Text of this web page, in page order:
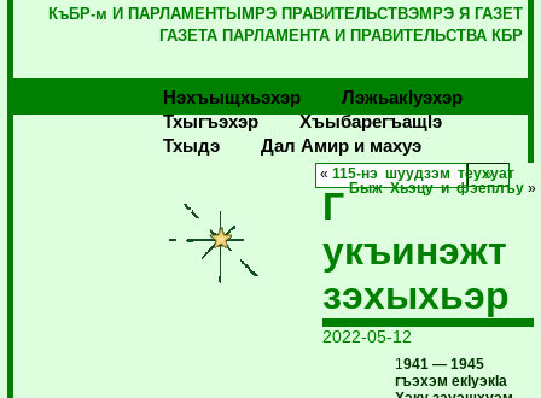
КъБР-м И ПАРЛАМЕНТЫМРЭ ПРАВИТЕЛЬСТВЭМРЭ Я ГАЗЕТ
ГАЗЕТА ПАРЛАМЕНТА И ПРАВИТЕЛЬСТВА КБР
Нэхъыщхьэхэр
Лэжьакlуэхэр
Тхыгъэхэр
Хъыбарегъащlэ
Тхыдэ
Дал Амир и махуэ
«115-нэ шуудзэм теухуат
Быж Хьэцу и фэеплъу »
Г
укъинэжт
зэхыхьэр
2022-05-12
1 941 — 1945
гъэхэм екIуэкIа